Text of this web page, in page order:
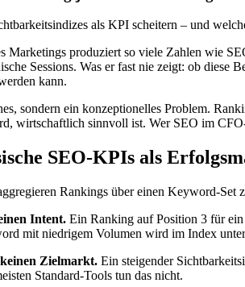
als KPI scheitern – und
Marketings produziert so viele Zahlen wie
Sessions. Was er fast nie zeigt: ob
kann.
sondern ein konzeptionelles Problem.
wirtschaftlich sinnvoll ist. Wer SEO im
SEO-KPIs als
Rankings über einen Keyword-
Intent. Ein Ranking auf Position 3 für
mit niedrigem Volumen wird im Index
Zielmarkt. Ein steigender
Standard-Tools tun das nicht.